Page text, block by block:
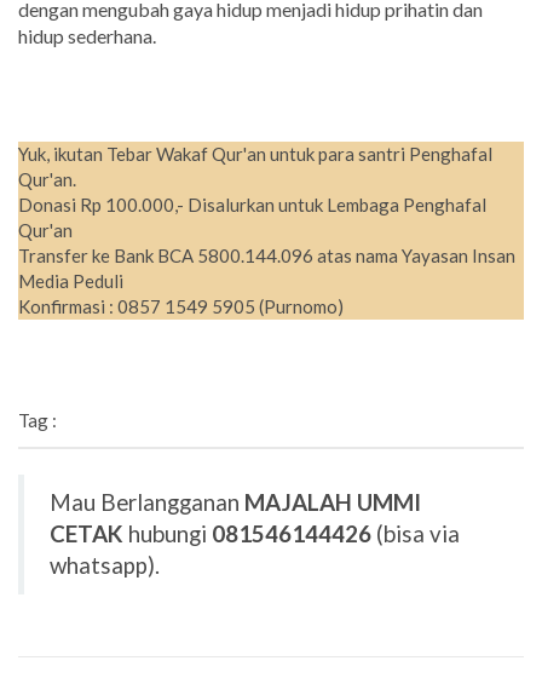
dengan mengubah gaya hidup menjadi hidup prihatin dan
hidup sederhana.
Yuk, ikutan Tebar Wakaf Qur'an untuk para santri Penghafal
Qur'an.
Donasi Rp 100.000,- Disalurkan untuk Lembaga Penghafal
Qur'an
Transfer ke Bank BCA 5800.144.096 atas nama Yayasan Insan
Media Peduli
Konfirmasi : 0857 1549 5905 (Purnomo)
Tag :
Mau Berlangganan MAJALAH UMMI
CETAK hubungi 081546144426 (bisa via
whatsapp).